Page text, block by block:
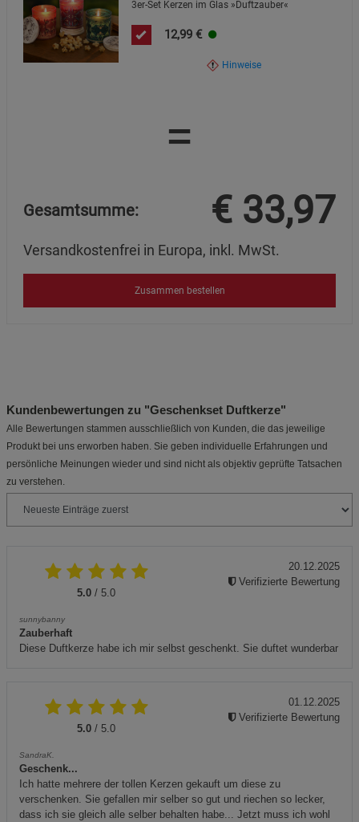
3er-Set Kerzen im Glas »Duftzauber«
12,99 €
Hinweise
=
Gesamtsumme: € 33,97
Versandkostenfrei in Europa, inkl. MwSt.
Zusammen bestellen
Kundenbewertungen zu "Geschenkset Duftkerze"
Alle Bewertungen stammen ausschließlich von Kunden, die das jeweilige
Produkt bei uns erworben haben. Sie geben individuelle Erfahrungen und
persönliche Meinungen wieder und sind nicht als objektiv geprüfte Tatsachen
zu verstehen.
5.0 / 5.0
sunnybanny
Zauberhaft
Diese Duftkerze habe ich mir selbst geschenkt. Sie duftet wunderbar
20.12.2025
Verifizierte Bewertung
5.0 / 5.0
SandraK.
Geschenk...
Ich hatte mehrere der tollen Kerzen gekauft um diese zu
verschenken. Sie gefallen mir selber so gut und riechen so lecker,
dass ich sie gleich alle selber behalten habe... Jetzt muss ich wohl
01.12.2025
Verifizierte Bewertung